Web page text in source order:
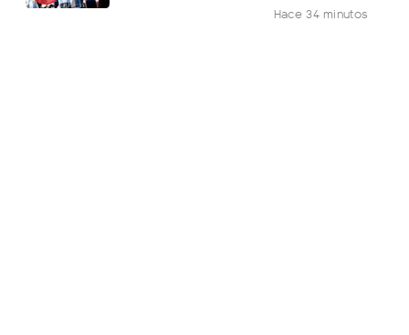
Hace 34 minutos